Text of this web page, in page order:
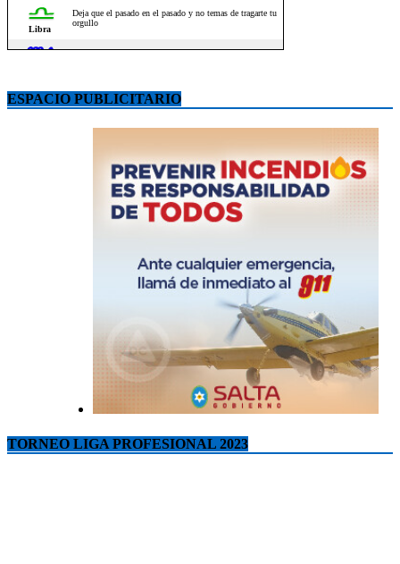
ESPACIO PUBLICITARIO
TORNEO LIGA PROFESIONAL 2023